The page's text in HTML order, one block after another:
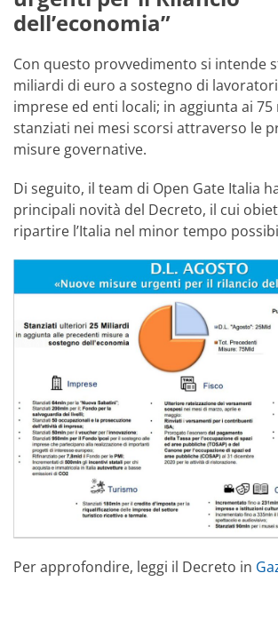
dell’economia”
Con questo provvedimento si intende
miliardi di euro a sostegno di
imprese ed enti locali; in aggiunta ai
stanziati nei mesi scorsi attraverso le
misure governative.
Di seguito, il team di Open Gate Italia
principali novità del Decreto, il cui
ripartire l’Italia nel minor tempo
Per approfondire, leggi il Decreto in